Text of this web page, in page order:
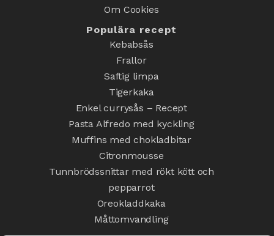
Om Cookies
Populära recept
Kebabsås
Frallor
Saftig limpa
Tigerkaka
Enkel currysås – Recept
Pasta Alfredo med kyckling
Muffins med chokladbitar
Citronmousse
Tunnbrödssnittar med rökt kött och
pepparrot
Oreokladdkaka
Måttomvandling